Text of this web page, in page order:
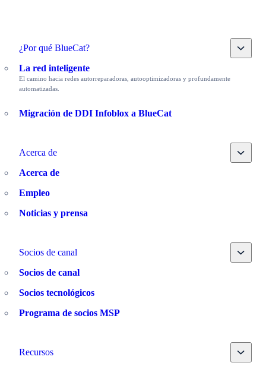
¿Por qué BlueCat? Toggle
La red inteligente
El camino hacia redes autorreparadoras, autooptimizadoras y profundamente
automatizadas.
Migración de DDI Infoblox a BlueCat
Acerca de Toggle
Acerca de
Empleo
Noticias y prensa
Socios de canal Toggle
Socios de canal
Socios tecnológicos
Programa de socios MSP
Recursos Toggle